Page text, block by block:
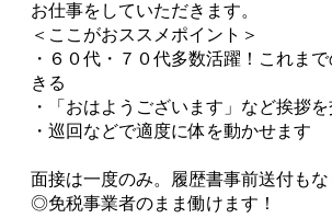
お仕事をしていただきます。
＜ここがおススメポイント＞
・６０代・７０代多数活躍！これま
きる
・「おはようございます」など挨拶
・巡回などで適度に体を動かせます
面接は一度のみ。履歴書事前送付もな
◎免税事業者のまま働けます！